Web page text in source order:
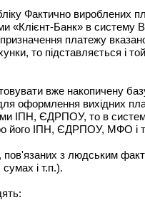
Фактично вироблених
«Клієнт-Банк» в систему
платежу
то підставляється і
вже накопичену базу
оформлення вихідних
ІПН, ЄДРПОУ, то в
його ІПН, ЄДРПОУ, МФО і
з людським
і т.п.).